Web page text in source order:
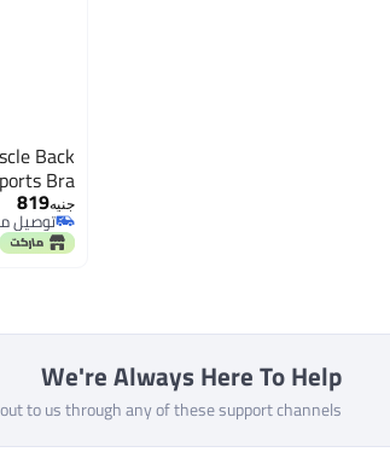
Back
Bra
جنيه819
توصيل
توصيل
We're Always Here To Help
to us through any of these support channels